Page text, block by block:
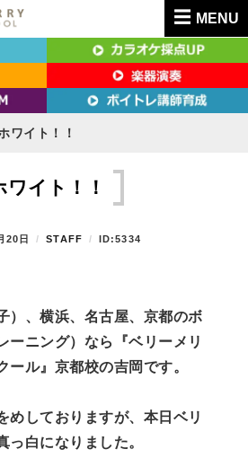
MENU
）・横浜・名古屋・京都で
イトレ教室｜VERY MERRY
ベリーメリー）
名古屋・京都で「本気」になれるボイトレ教室｜
（ベリーメリー）
ワイト！！
ワイト！！
20日
B
STAFF ID:5334
）、横浜、名古屋、京都のボ
ーニング）なら『ベリーメリ
ール』京都校の吉岡です。
めしておりますが、本日ベリ
っ白になりました。